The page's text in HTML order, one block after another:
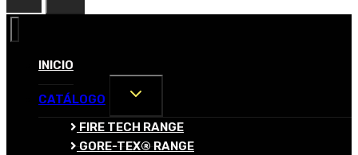
INICIO
CATÁLOGO
ALTERNAR
HIJO
FIRE TECH RANGE
GORE-TEX® RANGE